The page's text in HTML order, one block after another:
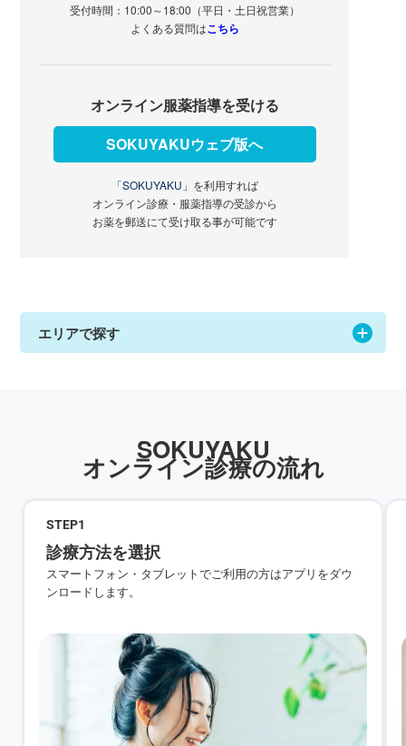
受付時間：10:00～18:00（平日・土日祝営業）
よくある質問はこちら
オンライン服薬指導を受ける
SOKUYAKUウェブ版へ
「SOKUYAKU」 を利用すれば
オンライン診療・服薬指導の受診から
お薬を郵送にて受け取る事が可能です
エリアで探す
SOKUYAKU
オンライン診療の流れ
STEP1
診療方法を選択
スマートフォン・タブレットでご利用の方はアプリをダウ
ンロードします。